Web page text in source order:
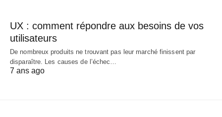
UX : comment répondre aux besoins de vos
utilisateurs
De nombreux produits ne trouvant pas leur marché finissent par
disparaître. Les causes de l’échec…
7 ans ago